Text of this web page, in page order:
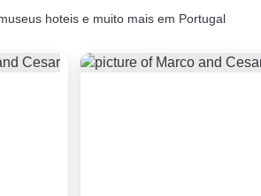
hoteis e muito mais em Portugal